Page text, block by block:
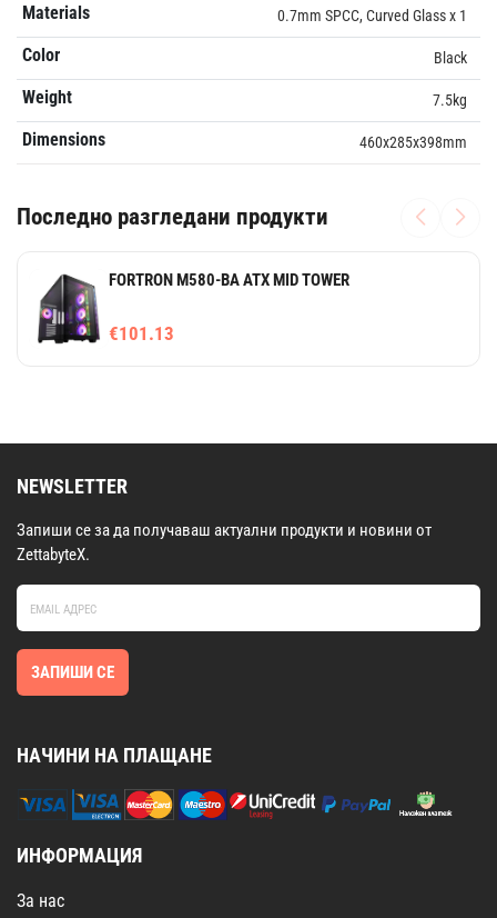
Materials 0.7mm SPCC, Curved Glass x 1
Color Black
Weight 7.5kg
Dimensions 460x285x398mm
Последно разгледани продукти
FORTRON M580-BA ATX MID TOWER
€101.13
NEWSLETTER
Запиши се за да получаваш актуални продукти и новини от
ZettabyteX.
ЗАПИШИ СЕ
НАЧИНИ НА ПЛАЩАНЕ
ИНФОРМАЦИЯ
За нас